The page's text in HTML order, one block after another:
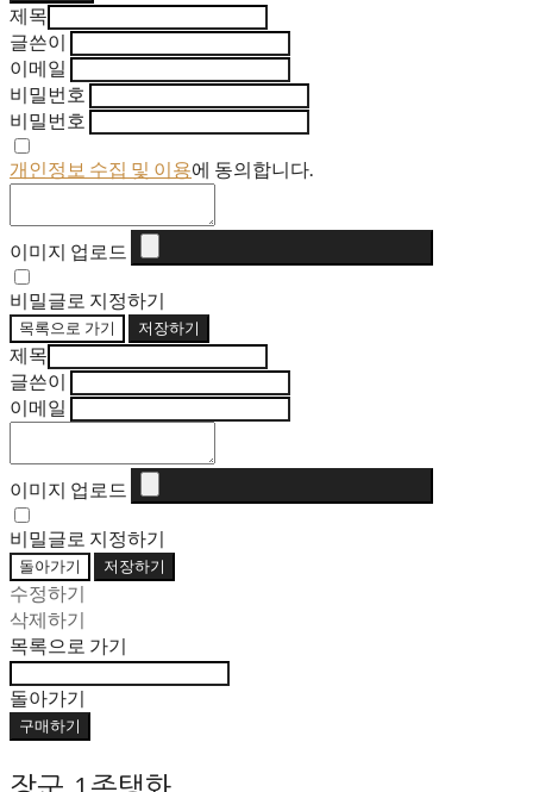
제목
글쓴이
이메일
비밀번호
비밀번호
개인정보 수집 및 이용에 동의합니다.
이미지 업로드
비밀글로 지정하기
목록으로 가기 저장하기
제목
글쓴이
이메일
이미지 업로드
비밀글로 지정하기
돌아가기 저장하기
수정하기
삭제하기
목록으로 가기
돌아가기
구매하기